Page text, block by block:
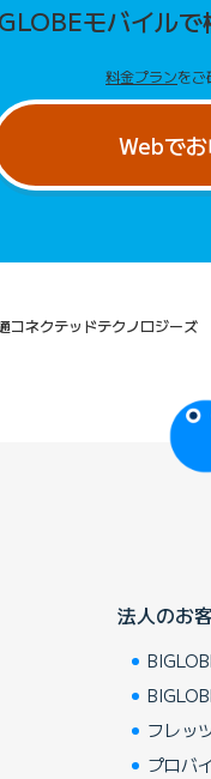
モバイルで
料金プランをご
Webで
コネクテッドテクノロジーズ
びっ
法人のお
フレッ
プロバ